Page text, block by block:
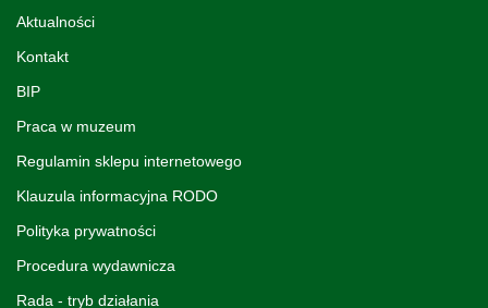
Aktualności
Kontakt
BIP
Praca w muzeum
Regulamin sklepu internetowego
Klauzula informacyjna RODO
Polityka prywatności
Procedura wydawnicza
Rada - tryb działania